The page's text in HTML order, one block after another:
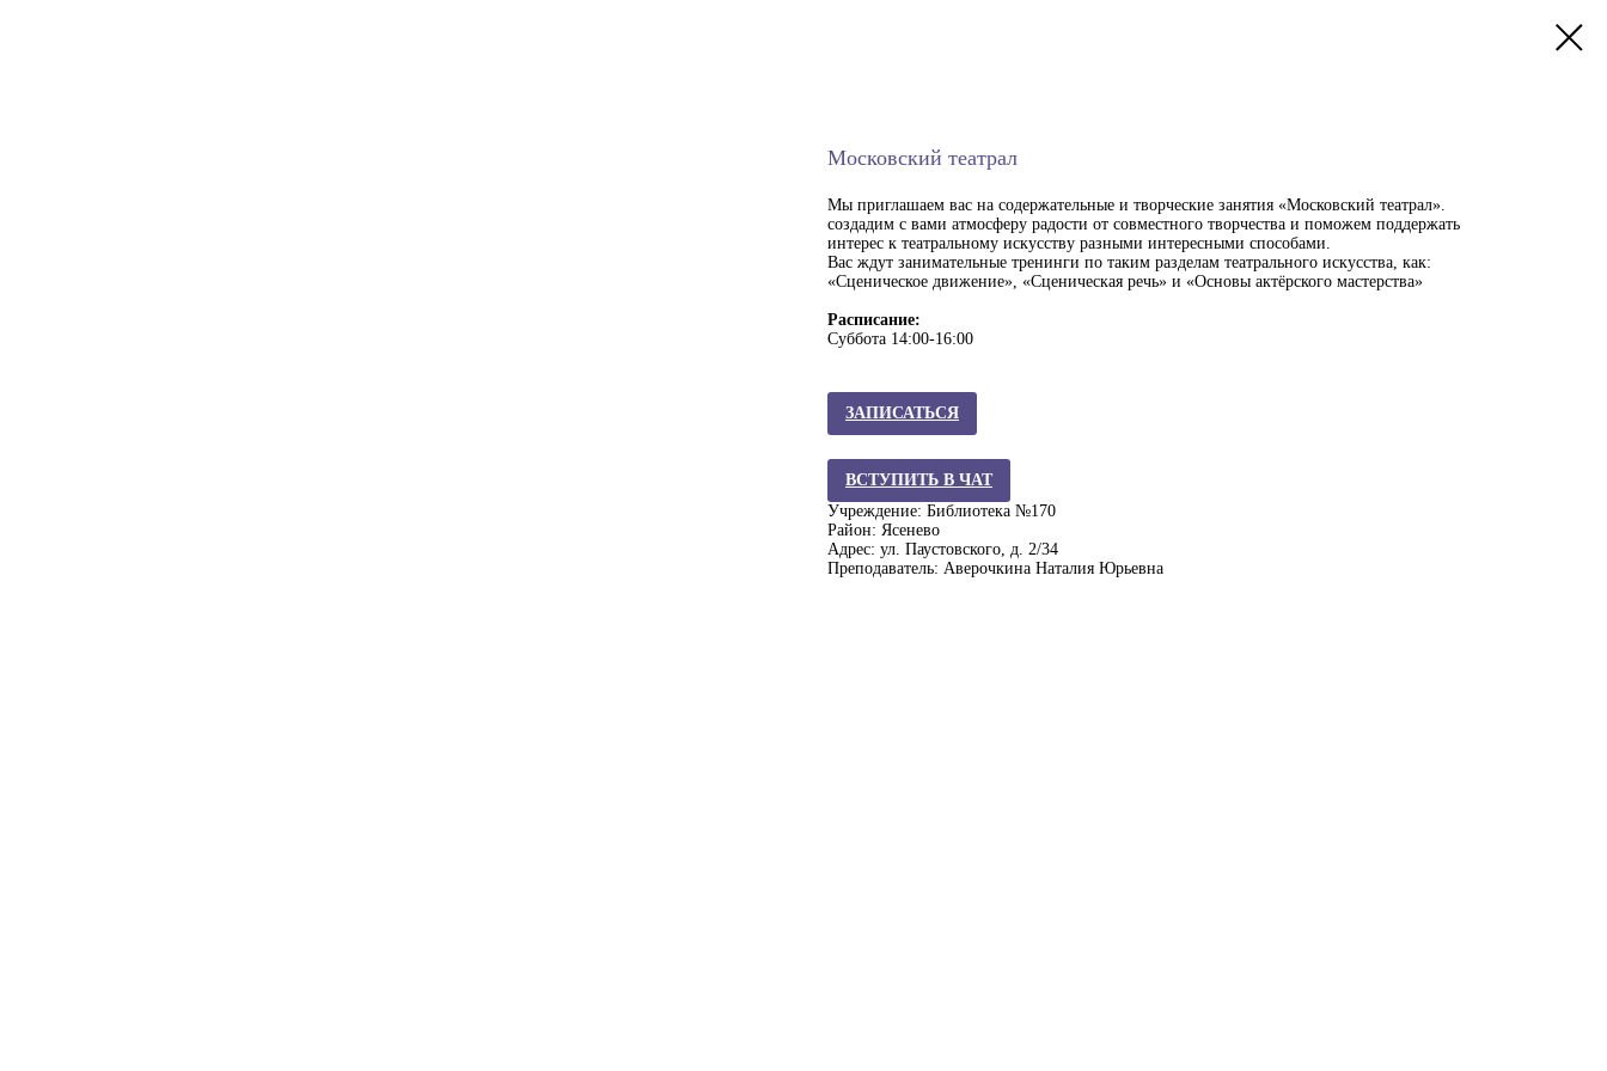
Московский театрал
Мы приглашаем вас на содержательные и творческие занятия «Московский театрал».
создадим с вами атмосферу радости от совместного творчества и поможем поддержать
интерес к театральному искусству разными интересными способами.
Вас ждут занимательные тренинги по таким разделам театрального искусства, как:
«Сценическое движение», «Сценическая речь» и «Основы актёрского мастерства»
Расписание:
Суббота 14:00-16:00
ЗАПИСАТЬСЯ
ВСТУПИТЬ В ЧАТ
Учреждение: Библиотека №170
Район: Ясенево
Адрес: ул. Паустовского, д. 2/34
Преподаватель: Аверочкина Наталия Юрьевна